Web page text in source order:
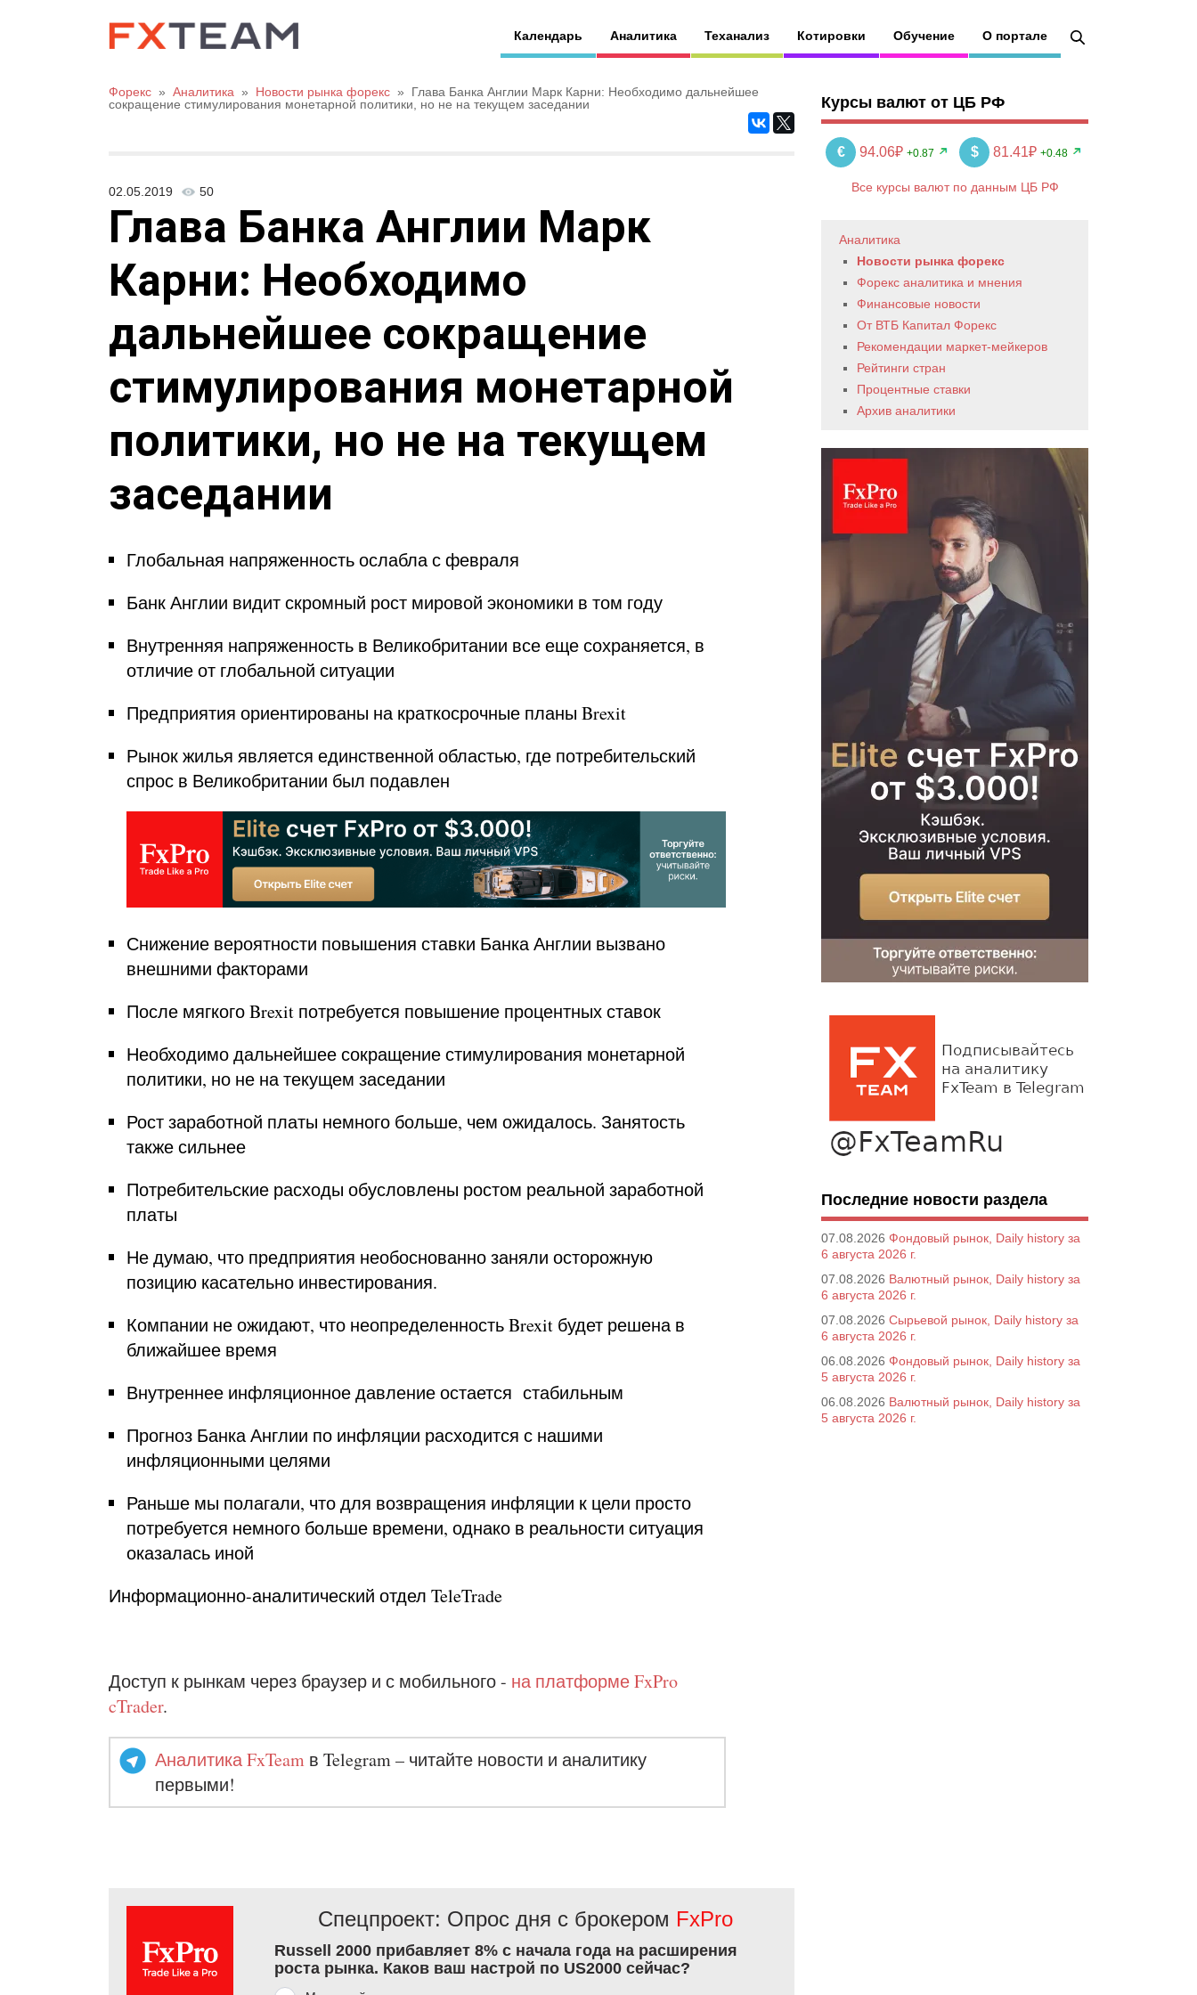
Календарь Аналитика Теханализ Котировки Обучение О портале
Форекс » Аналитика » Новости рынка форекс »
Глава Банка Англии Марк Карни: Необходимо дальнейшее
сокращение стимулирования монетарной политики, но не на текущем заседании
02.05.2019 50
Глава Банка Англии Марк
Карни: Необходимо
дальнейшее сокращение
стимулирования монетарной
политики, но не на текущем
заседании
Глобальная напряженность ослабла с февраля
Банк Англии видит скромный рост мировой экономики в том году
Внутренняя напряженность в Великобритании все еще сохраняется, в
отличие от глобальной ситуации
Предприятия ориентированы на краткосрочные планы Brexit
Рынок жилья является единственной областью, где потребительский
спрос в Великобритании был подавлен
Снижение вероятности повышения ставки Банка Англии вызвано
внешними факторами
После мягкого Brexit потребуется повышение процентных ставок
Необходимо дальнейшее сокращение стимулирования монетарной
политики, но не на текущем заседании
Рост заработной платы немного больше, чем ожидалось. Занятость
также сильнее
Потребительские расходы обусловлены ростом реальной заработной
платы
Не думаю, что предприятия необоснованно заняли осторожную
позицию касательно инвестирования.
Компании не ожидают, что неопределенность Brexit будет решена в
ближайшее время
Внутреннее инфляционное давление остается стабильным
Прогноз Банка Англии по инфляции расходится с нашими
инфляционными целями
Раньше мы полагали, что для возвращения инфляции к цели просто
потребуется немного больше времени, однако в реальности ситуация
оказалась иной
Информационно-аналитический отдел TeleTrade
Доступ к рынкам через браузер и с мобильного - на платформе FxPro
cTrader.
Аналитика FxTeam в Telegram – читайте новости и аналитику
первыми!
Спецпроект: Опрос дня с брокером FxPro
Russell 2000 прибавляет 8% с начала года на расширения
роста рынка. Каков ваш настрой по US2000 сейчас?
Курсы валют от ЦБ РФ
€ 94.06₽ +0.87 $ 81.41₽ +0.48
Все курсы валют по данным ЦБ РФ
Аналитика
Новости рынка форекс
Форекс аналитика и мнения
Финансовые новости
От ВТБ Капитал Форекс
Рекомендации маркет-мейкеров
Рейтинги стран
Процентные ставки
Архив аналитики
Последние новости раздела
07.08.2026 Фондовый рынок, Daily history за
6 августа 2026 г.
07.08.2026 Валютный рынок, Daily history за
6 августа 2026 г.
07.08.2026 Сырьевой рынок, Daily history за
6 августа 2026 г.
06.08.2026 Фондовый рынок, Daily history за
5 августа 2026 г.
06.08.2026 Валютный рынок, Daily history за
5 августа 2026 г.